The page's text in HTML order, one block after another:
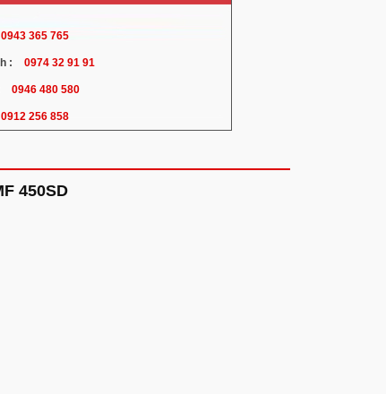
0943 365 765
: 0974 32 91 91
0946 480 580
0912 256 858
450SD